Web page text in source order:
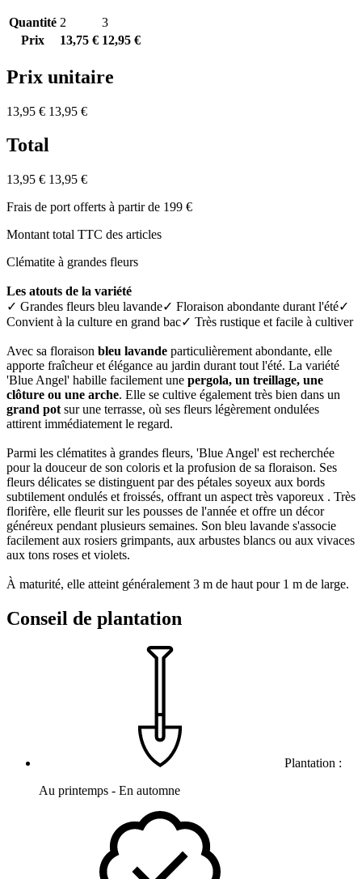
Quantité 2
3
Prix
13,75 € 12,95 €
Prix unitaire
13,95 € 13,95 €
Total
13,95 € 13,95 €
Frais de port offerts à partir de 199 €
Montant total TTC des articles
Clématite à grandes fleurs
Les atouts de la variété
✓ Grandes fleurs bleu lavande✓ Floraison abondante durant l'été✓
Convient à la culture en grand bac✓ Très rustique et facile à cultiver
Avec sa floraison bleu lavande particulièrement abondante, elle
apporte fraîcheur et élégance au jardin durant tout l'été. La variété
'Blue Angel' habille facilement une pergola, un treillage, une
clôture ou une arche. Elle se cultive également très bien dans un
grand pot sur une terrasse, où ses fleurs légèrement ondulées
attirent immédiatement le regard.
Parmi les clématites à grandes fleurs, 'Blue Angel' est recherchée
pour la douceur de son coloris et la profusion de sa floraison. Ses
fleurs délicates se distinguent par des pétales soyeux aux bords
subtilement ondulés et froissés, offrant un aspect très vaporeux . Très
florifère, elle fleurit sur les pousses de l'année et offre un décor
généreux pendant plusieurs semaines. Son bleu lavande s'associe
facilement aux rosiers grimpants, aux arbustes blancs ou aux vivaces
aux tons roses et violets.
À maturité, elle atteint généralement 3 m de haut pour 1 m de large.
Conseil de plantation
Plantation :
Au printemps - En automne